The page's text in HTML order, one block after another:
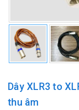
Dây XLR3 to
thu âm